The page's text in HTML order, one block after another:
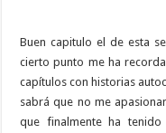
Buen capitulo el de esta
cierto punto me ha
capítulos con historias
sabrá que no me
que finalmente ha